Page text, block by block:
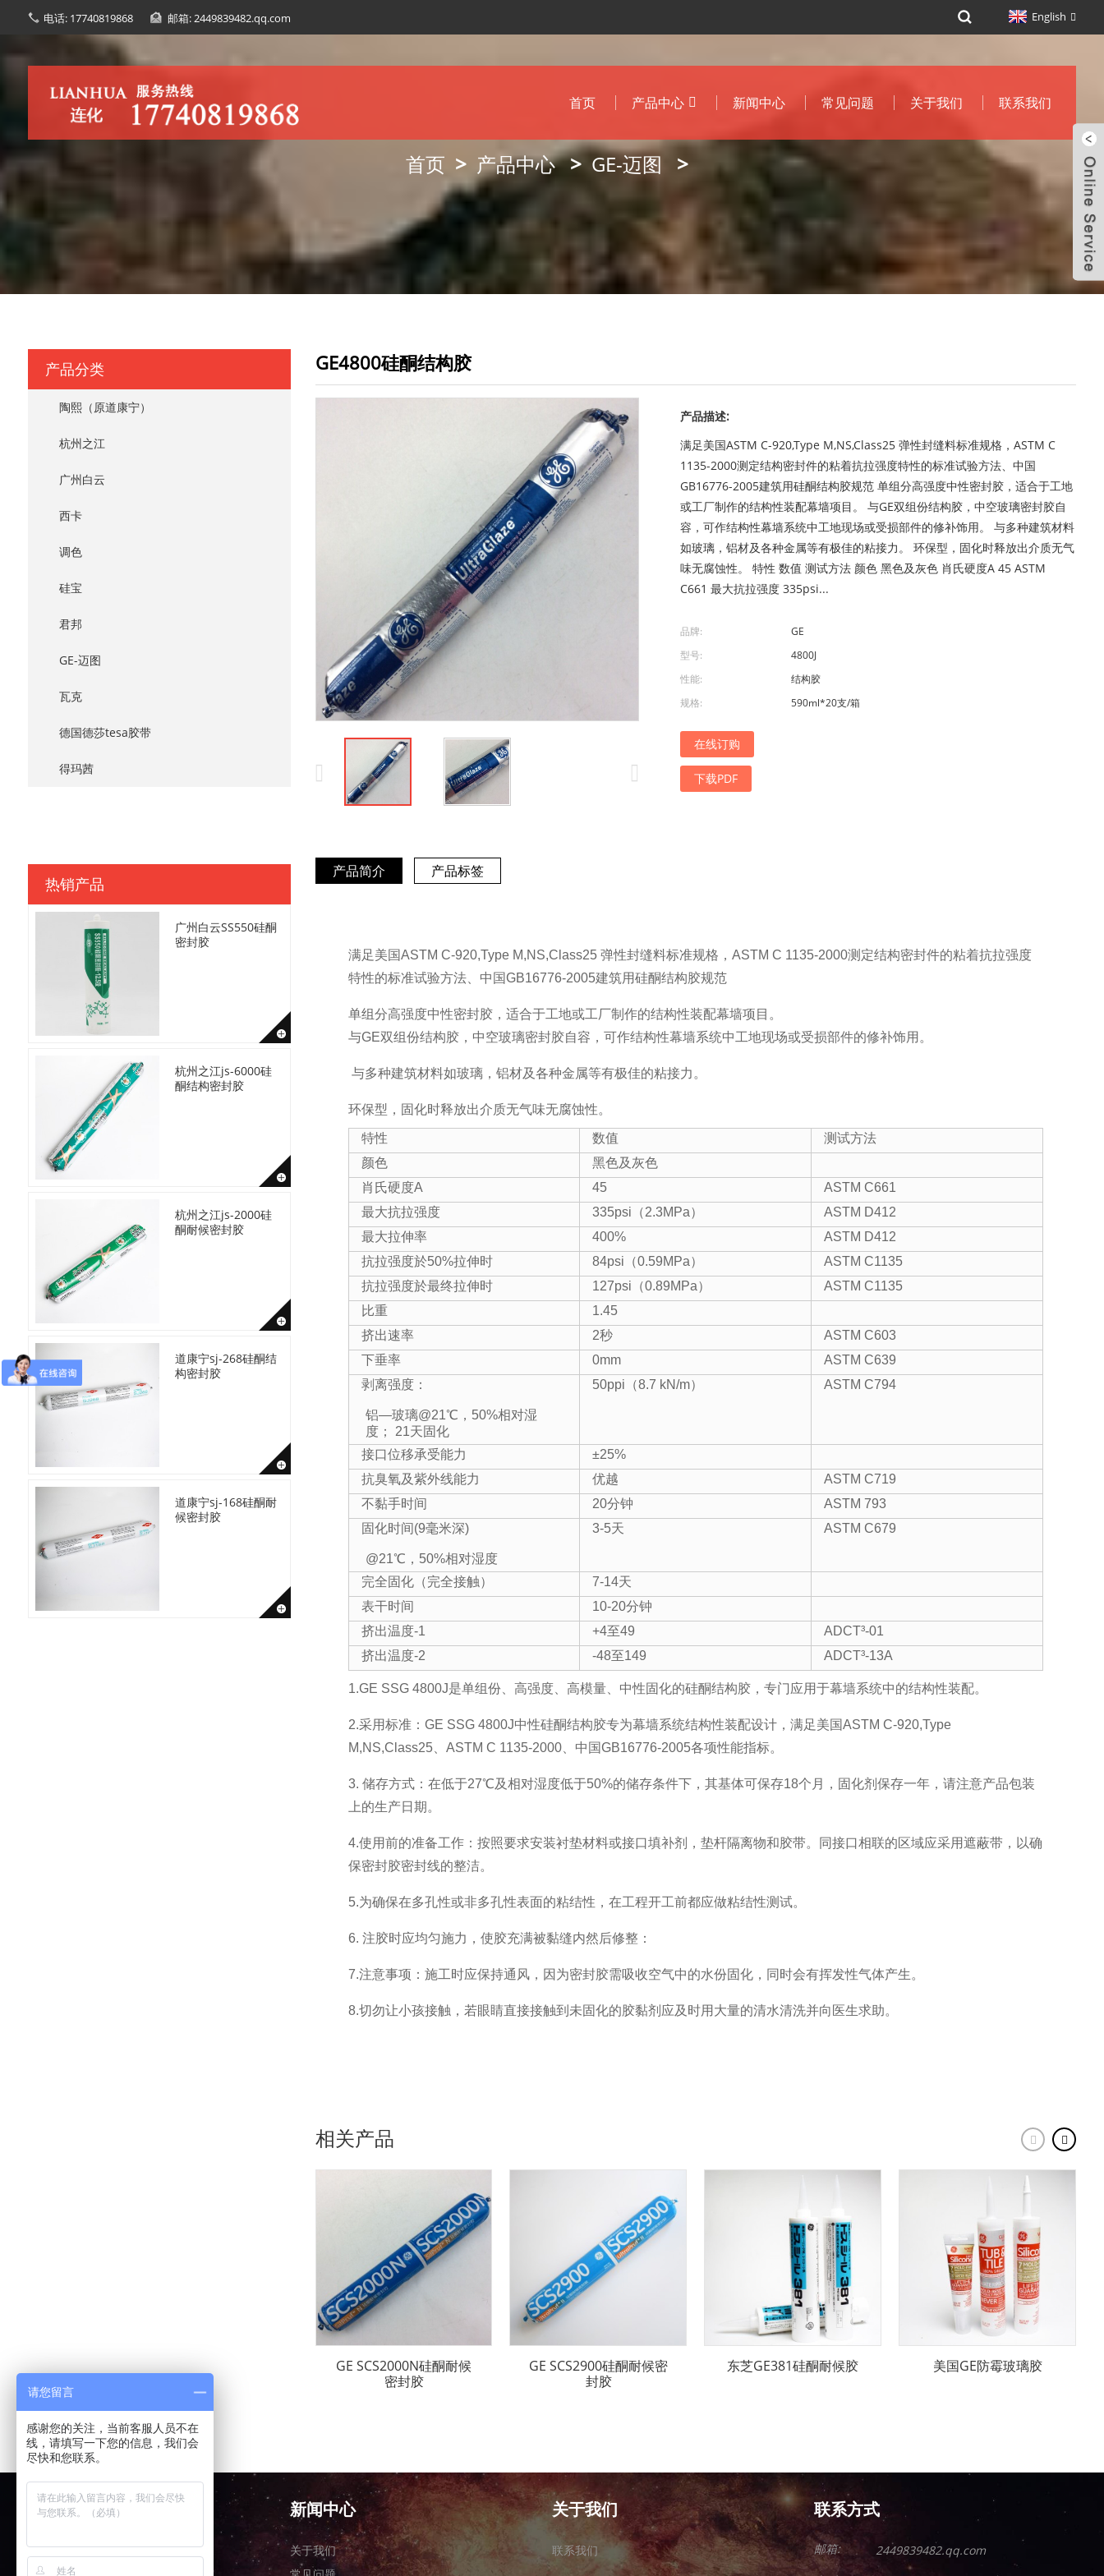
电话: 17740819868 邮箱: 2449839482.qq.com English
首页 产品中心 新闻中心 常见问题 关于我们 联系我们
首页 产品中心 GE-迈图
产品分类
陶熙（原道康宁）
杭州之江
广州白云
西卡
调色
硅宝
君邦
GE-迈图
瓦克
德国德莎tesa胶带
得玛茜
热销产品
广州白云SS550硅酮
密封胶
杭州之江js-6000硅
酮结构密封胶
杭州之江js-2000硅
酮耐候密封胶
道康宁sj-268硅酮结
构密封胶
道康宁sj-168硅酮耐
候密封胶
GE4800硅酮结构胶
产品描述:
满足美国ASTM C-920,Type M,NS,Class25 弹性封缝料标准规格，ASTM C
1135-2000测定结构密封件的粘着抗拉强度特性的标准试验方法、中国
GB16776-2005建筑用硅酮结构胶规范 单组分高强度中性密封胶，适合于工地
或工厂制作的结构性装配幕墙项目。 与GE双组份结构胶，中空玻璃密封胶自
容，可作结构性幕墙系统中工地现场或受损部件的修补饰用。 与多种建筑材料
如玻璃，铝材及各种金属等有极佳的粘接力。 环保型，固化时释放出介质无气
味无腐蚀性。 特性 数值 测试方法 颜色 黑色及灰色 肖氏硬度A 45 ASTM
C661 最大抗拉强度 335psi...
品牌:
GE
型号:
4800J
性能:
结构胶
规格:
590ml*20支/箱
在线订购
下载PDF
产品简介 产品标签
满足美国ASTM C-920,Type M,NS,Class25 弹性封缝料标准规格，ASTM C 1135-2000测定结构密封件的粘着抗拉强度
特性的标准试验方法、中国GB16776-2005建筑用硅酮结构胶规范
单组分高强度中性密封胶，适合于工地或工厂制作的结构性装配幕墙项目。
与GE双组份结构胶，中空玻璃密封胶自容，可作结构性幕墙系统中工地现场或受损部件的修补饰用。
与多种建筑材料如玻璃，铝材及各种金属等有极佳的粘接力。
环保型，固化时释放出介质无气味无腐蚀性。
特性 数值
测试方法
颜色
黑色及灰色
肖氏硬度A
45
ASTM C661
最大抗拉强度
335psi（2.3MPa）
ASTM D412
最大拉伸率
400%
ASTM D412
抗拉强度於50%拉伸时
84psi（0.59MPa）
ASTM C1135
抗拉强度於最终拉伸时
127psi（0.89MPa）
ASTM C1135
比重
1.45
挤出速率
2秒
ASTM C603
下垂率
0mm
ASTM C639
剥离强度：
铝—玻璃@21℃，50%相对湿
度； 21天固化
50ppi（8.7 kN/m） ASTM C794
接口位移承受能力
±25%
抗臭氧及紫外线能力
优越
ASTM C719
不黏手时间
20分钟
ASTM 793
固化时间(9毫米深)
@21℃，50%相对湿度
3-5天 ASTM C679
完全固化（完全接触）
7-14天
表干时间
10-20分钟
挤出温度-1
+4至49
ADCT³-01
挤出温度-2
-48至149 ADCT³-13A
1.GE SSG 4800J是单组份、高强度、高模量、中性固化的硅酮结构胶，专门应用于幕墙系统中的结构性装配。
2.采用标准：GE SSG 4800J中性硅酮结构胶专为幕墙系统结构性装配设计，满足美国ASTM C-920,Type
M,NS,Class25、ASTM C 1135-2000、中国GB16776-2005各项性能指标。
3. 储存方式：在低于27℃及相对湿度低于50%的储存条件下，其基体可保存18个月，固化剂保存一年，请注意产品包装
上的生产日期。
4.使用前的准备工作：按照要求安装衬垫材料或接口填补剂，垫杆隔离物和胶带。同接口相联的区域应采用遮蔽带，以确
保密封胶密封线的整洁。
5.为确保在多孔性或非多孔性表面的粘结性，在工程开工前都应做粘结性测试。
6. 注胶时应均匀施力，使胶充满被黏缝内然后修整：
7.注意事项：施工时应保持通风，因为密封胶需吸收空气中的水份固化，同时会有挥发性气体产生。
8.切勿让小孩接触，若眼睛直接接触到未固化的胶黏剂应及时用大量的清水清洗并向医生求助。
相关产品
GE SCS2000N硅酮耐候
密封胶
GE SCS2900硅酮耐候密
封胶
东芝GE381硅酮耐候胶 美国GE防霉玻璃胶
产品中心
关于我们
新闻中心
关于我们
关于我们
联系我们
联系方式
邮箱:
2449839482.qq.com
请您留言
感谢您的关注，当前客服人员不在
线，请填写一下您的信息，我们会
尽快和您联系。